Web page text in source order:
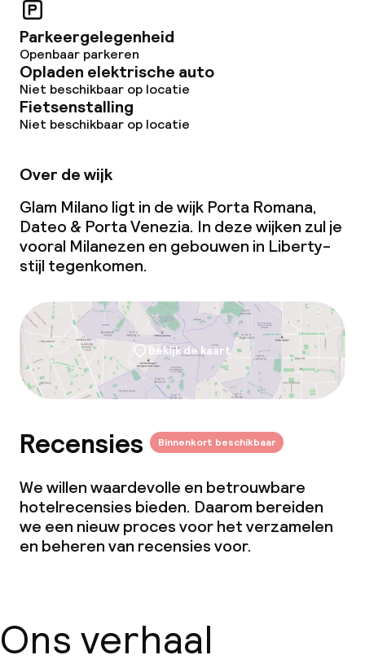
Parkeergelegenheid
Openbaar parkeren
Opladen elektrische auto
Niet beschikbaar op locatie
Fietsenstalling
Niet beschikbaar op locatie
Over de wijk
Glam Milano ligt in de wijk Porta Romana,
Dateo & Porta Venezia. In deze wijken zul je
vooral Milanezen en gebouwen in Liberty-
stijl tegenkomen.
Bekijk de kaart
Recensies Binnenkort beschikbaar
We willen waardevolle en betrouwbare
hotelrecensies bieden. Daarom bereiden
we een nieuw proces voor het verzamelen
en beheren van recensies voor.
Ons verhaal